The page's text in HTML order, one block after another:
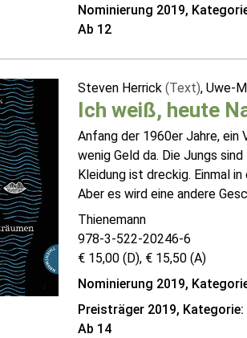
Nominierung 2019,
Ab 12
Steven Herrick (Text), Uwe-
Ich weiß, heute
Anfang der 1960er Jahre,
wenig Geld da. Die Jungs
Kleidung ist dreckig. Einmal
Aber es wird eine andere
Thienemann
978-3-522-20246-6
€ 15,00 (D), € 15,50 (A)
Nominierung 2019,
Preisträger 2019,
Ab 14